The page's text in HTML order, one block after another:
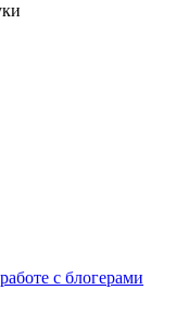
с блогерами